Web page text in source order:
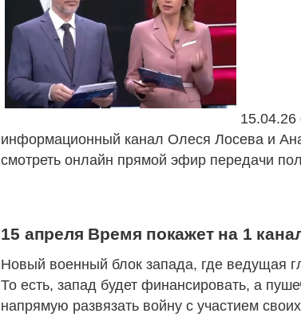
15.04.26
информационный канал Олеся Лосева и
смотреть онлайн прямой эфир передачи
15 апреля Время покажет на 1
Новый военный блок запада, где ведущая
То есть, запад будет финансировать, а
напрямую развязать войну с участием